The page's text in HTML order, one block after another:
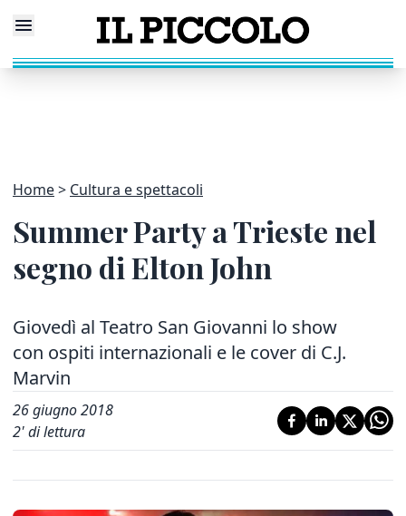
Home Cultura e spettacoli
Summer Party a Trieste nel
segno di Elton John
Giovedì al Teatro San Giovanni lo show
con ospiti internazionali e le cover di C.J.
Marvin
26 giugno 2018
2' di lettura